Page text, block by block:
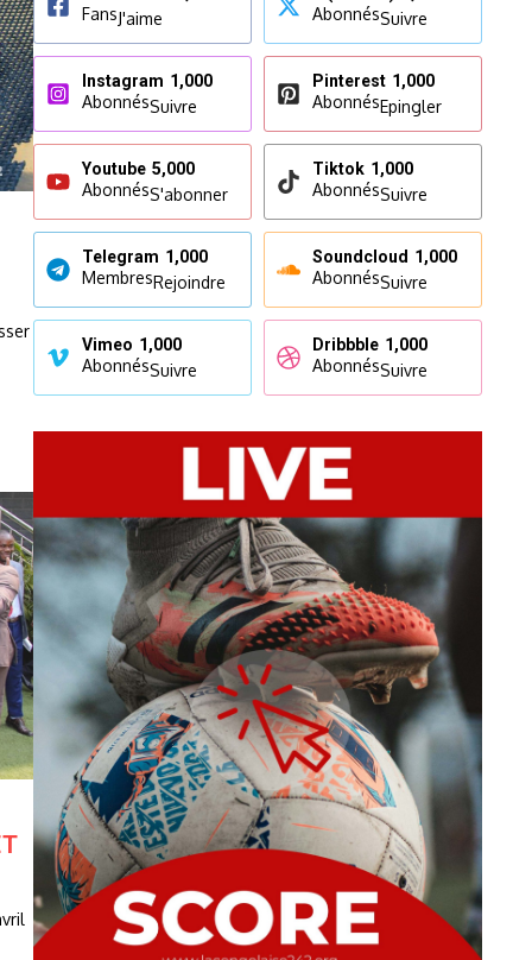
FansJ'aime AbonnésSuivre
Instagram 1,000
AbonnésSuivre
Pinterest 1,000
AbonnésEpingler
Youtube 5,000
AbonnésS'abonner
Tiktok 1,000
AbonnésSuivre
Telegram 1,000
MembresRejoindre
Soundcloud 1,000
AbonnésSuivre
Vimeo 1,000
AbonnésSuivre
Dribbble 1,000
AbonnésSuivre